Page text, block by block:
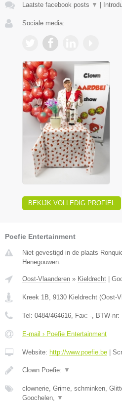
Laatste facebook posts ▼ |
Sociale media:
BEKIJK VOLLEDIG PROFIEL
Poefie Entertainment
Niet gevestigd in de plaats
Henegouwen.
Oost-Vlaanderen » Kieldrecht |
Kreek 1B 9130 Kieldrecht (Oost-
Tel: 0484/464616 , Fax: - , BTW-nr:
E-mail › Poefie Entertainment
Website: http://www.poefie.be |
Clown Poefie: ▼
clownerie, Grime, schminken,
Goochelen,
▼